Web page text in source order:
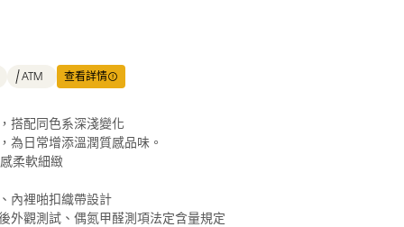
ATM 查看詳情
搭配同色系深淺變化
為日常增添溫潤質感品味。
柔軟細緻
內裡啪扣織帶設計
外觀測試、偶氮甲醛測項法定含量規定